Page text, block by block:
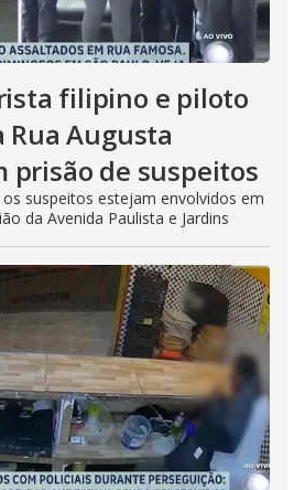
filipino e piloto
Augusta
prisão de suspeitos
suspeitos estejam envolvidos em
da Avenida Paulista e Jardins